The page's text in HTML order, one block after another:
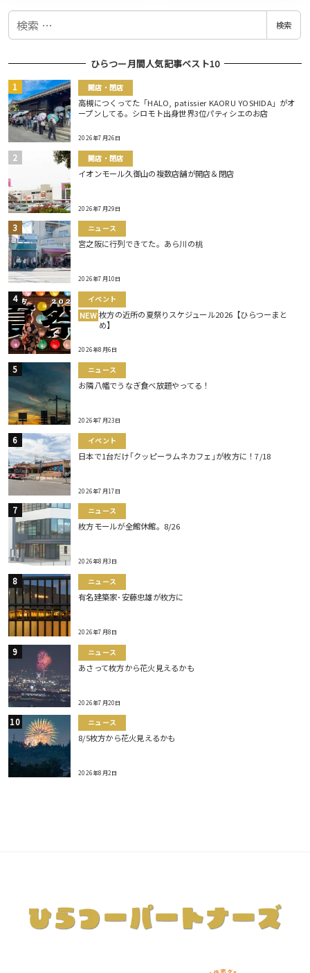
検
検索
ひらつー月間人気記事ベスト10
開店・閉店
高槻につくってた「HALO, patissier KAORU YOSHIDA」がオ
ープンしてる。シロモト出身世界3位パティシエのお店
2026年7月26日
開店・閉店
イオンモール久御山の複数店舗が開店＆閉店
2026年7月29日
ニュース
宮之阪に行列できてた。あら川の桃
2026年7月10日
イベント
NEW 枚方の近所の夏祭りスケジュール2026【ひらつーまと
め】
2026年8月6日
ニュース
お隣八幡でうなぎ食べ放題やってる！
2026年7月23日
イベント
日本で1台だけ｢クッピーラムネカフェ｣が枚方に！7/18
2026年7月17日
ニュース
枚方モールが全館休館。8/26
2026年8月3日
ニュース
有名建築家･安藤忠雄が枚方に
2026年7月8日
ニュース
あさって枚方から花火見えるかも
2026年7月20日
ニュース
8/5枚方から花火見えるかも
2026年8月2日